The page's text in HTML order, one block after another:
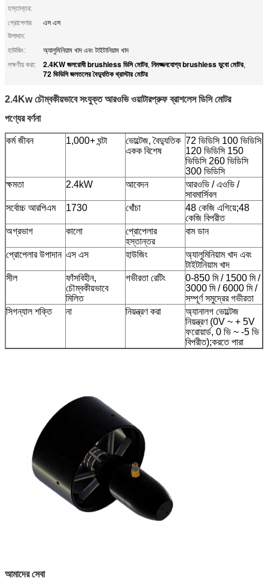
হস্তান্তর:
প্রোপেলার
উপাদান:
এস এস
হাউজিং:
অ্যালুমিনিয়াম খাদ এবং টাইটানিয়াম খাদ
লক্ষণীয় করা:
2.4KW জলরোধী brushless ডিসি মোটর, নিমজ্জনযোগ্য brushless ডুবো মোটর,
72 ভিডিসি জলতলের বৈদ্যুতিক থ্রাস্টার মোটর
2.4Kw চৌম্বকীয়ভাবে সংযুক্ত আরওভি ওয়াটারপ্রুফ ব্রাশলেস ডিসি মোটর
পণ্যের বর্ণনা
কর্ম জীবন 1,000+ ঘন্টা
ভোল্টেজ, বৈদ্যুতিক
একক বিশেষ
72 ভিডিসি 100 ভিডিসি
120 ভিডিসি 150
ভিডিসি 260 ভিডিসি
300 ভিডিসি
ক্ষমতা
2.4kW আবেদন
আরওভি / এওভি /
সাবমার্সিবল
সর্বোচ্চ আরপিএম
1730 খোঁচা
48 কেজি এগিয়ে;48
কেজি বিপরীত
অগ্রভাগ
কালো
প্রোপেলার
হস্তান্তর
বাম ডান
প্রোপেলার উপাদান এস এস হাউজিং
অ্যালুমিনিয়াম খাদ এবং
টাইটানিয়াম খাদ
সীল
ফাঁসবিহীন,
চৌম্বকীয়ভাবে
মিলিত
গভীরতা রেটিং
0-850 মি / 1500 মি /
3000 মি / 6000 মি /
সম্পূর্ণ সমুদ্রের গভীরতা
সিগন্যাল শক্তি
না নিয়ন্ত্রণ করা
অ্যানালগ ভোল্টেজ
নিয়ন্ত্রণ (0V ~ + 5V
ফরোয়ার্ড, 0 ভি ~ -5 ভি
বিপরীত);করতে পারা
আমাদের সেবা